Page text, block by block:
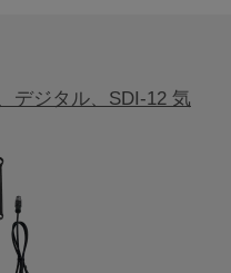
デジタル、SDI-12 気